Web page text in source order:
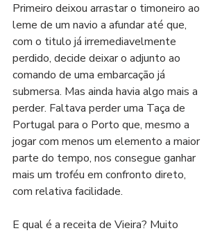
Primeiro deixou arrastar o timoneiro ao
leme de um navio a afundar até que,
com o titulo já irremediavelmente
perdido, decide deixar o adjunto ao
comando de uma embarcação já
submersa. Mas ainda havia algo mais a
perder. Faltava perder uma Taça de
Portugal para o Porto que, mesmo a
jogar com menos um elemento a maior
parte do tempo, nos consegue ganhar
mais um troféu em confronto direto,
com relativa facilidade.
E qual é a receita de Vieira? Muito